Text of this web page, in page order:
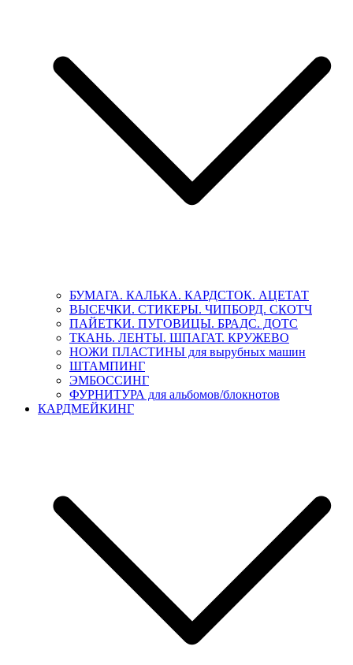
БУМАГА. КАЛЬКА. КАРДСТОК. АЦЕТАТ
ВЫСЕЧКИ. СТИКЕРЫ. ЧИПБОРД. СКОТЧ
ПАЙЕТКИ. ПУГОВИЦЫ. БРАДС. ДОТС
ТКАНЬ. ЛЕНТЫ. ШПАГАТ. КРУЖЕВО
НОЖИ ПЛАСТИНЫ для вырубных машин
ШТАМПИНГ
ЭМБОССИНГ
ФУРНИТУРА для альбомов/блокнотов
КАРДМЕЙКИНГ